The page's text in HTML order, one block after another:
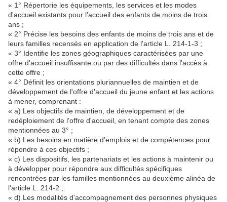
« 1° Répertorie les équipements, les services et les modes
d'accueil existants pour l'accueil des enfants de moins de trois
ans ;
« 2° Précise les besoins des enfants de moins de trois ans et de
leurs familles recensés en application de l'article L. 214-1-3 ;
« 3° Identifie les zones géographiques caractérisées par une
offre d'accueil insuffisante ou par des difficultés dans l'accès à
cette offre ;
« 4° Définit les orientations pluriannuelles de maintien et de
développement de l'offre d'accueil du jeune enfant et les actions
à mener, comprenant :
« a) Les objectifs de maintien, de développement et de
redéploiement de l'offre d'accueil, en tenant compte des zones
mentionnées au 3° ;
« b) Les besoins en matière d'emplois et de compétences pour
répondre à ces objectifs ;
« c) Les dispositifs, les partenariats et les actions à maintenir ou
à développer pour répondre aux difficultés spécifiques
rencontrées par les familles mentionnées au deuxième alinéa de
l'article L. 214-2 ;
« d) Les modalités d'accompagnement des personnes physiques